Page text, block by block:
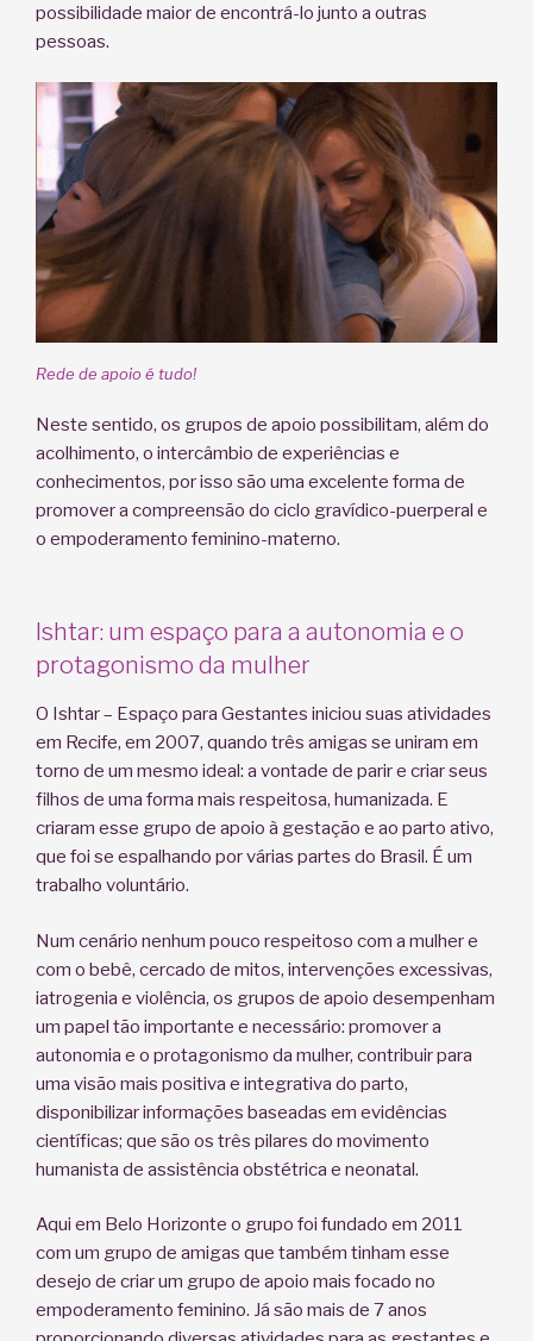
possibilidade maior de encontrá-lo junto a outras
pessoas.
Rede de apoio é tudo!
Neste sentido, os grupos de apoio possibilitam, além do
acolhimento, o intercâmbio de experiências e
conhecimentos, por isso são uma excelente forma de
promover a compreensão do ciclo gravídico-puerperal e
o empoderamento feminino-materno.
Ishtar: um espaço para a autonomia e o
protagonismo da mulher
O Ishtar – Espaço para Gestantes iniciou suas atividades
em Recife, em 2007, quando três amigas se uniram em
torno de um mesmo ideal: a vontade de parir e criar seus
filhos de uma forma mais respeitosa, humanizada. E
criaram esse grupo de apoio à gestação e ao parto ativo,
que foi se espalhando por várias partes do Brasil. É um
trabalho voluntário.
Num cenário nenhum pouco respeitoso com a mulher e
com o bebê, cercado de mitos, intervenções excessivas,
iatrogenia e violência, os grupos de apoio desempenham
um papel tão importante e necessário: promover a
autonomia e o protagonismo da mulher, contribuir para
uma visão mais positiva e integrativa do parto,
disponibilizar informações baseadas em evidências
científicas; que são os três pilares do movimento
humanista de assistência obstétrica e neonatal.
Aqui em Belo Horizonte o grupo foi fundado em 2011
com um grupo de amigas que também tinham esse
desejo de criar um grupo de apoio mais focado no
empoderamento feminino. Já são mais de 7 anos